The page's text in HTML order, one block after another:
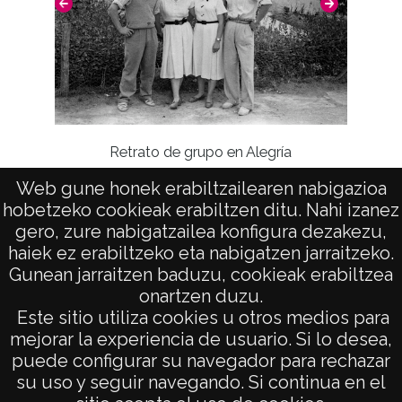
Web gune honek erabiltzailearen nabigazioa
hobetzeko cookieak erabiltzen ditu. Nahi izanez
gero, zure nabigatzailea konfigura dezakezu,
haiek ez erabiltzeko eta nabigatzen jarraitzeko.
Gunean jarraitzen baduzu, cookieak erabiltzea
onartzen duzu.
Este sitio utiliza cookies u otros medios para
mejorar la experiencia de usuario. Si lo desea,
puede configurar su navegador para rechazar
su uso y seguir navegando. Si continua en el
Estas fotografías fueron donadas a la
Diputación Foral de Álava el 3 de mazo de
2014 por D. Iñaki López Hermoso y D.ª
Begoña López Hermoso.
Licencia de las imágenes
Retrato de grupo en Alegría
AVISO LEGAL
POLÍTICA DE PRIVACIDAD
ACCESIBILIDAD
ATENCIÓN CIUDADANA